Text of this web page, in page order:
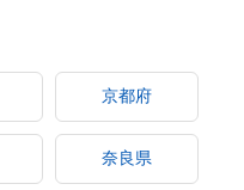
京都府
奈良県